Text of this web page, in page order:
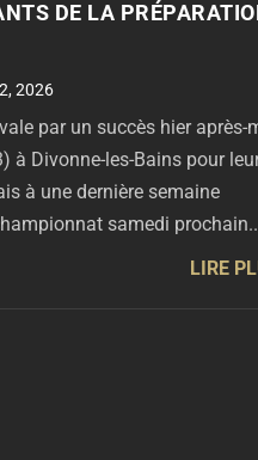
DE LA
2026
par un succès hier après-
à Divonne-les-Bains pour
à une dernière semaine
samedi
LIRE